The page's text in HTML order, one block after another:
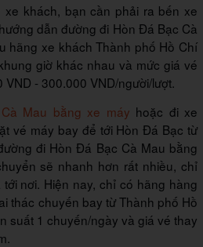
xe khách, bạn cần phải ra bến xe
dẫn đường đi Hòn Đá Bạc Cà
hãng xe khách Thành phố Hồ Chí
giờ khác nhau và mức giá vé
- 300.000 VND/người/lượt.
Mau bằng xe máy hoặc đi xe
vé máy bay để tới Hòn Đá Bạc từ
đi Hòn Đá Bạc Cà Mau bằng
sẽ nhanh hơn rất nhiều, chỉ
nơi. Hiện nay, chỉ có hãng hàng
thác chuyến bay từ Thành phố Hồ
suất 1 chuyến/ngày và giá vé thay